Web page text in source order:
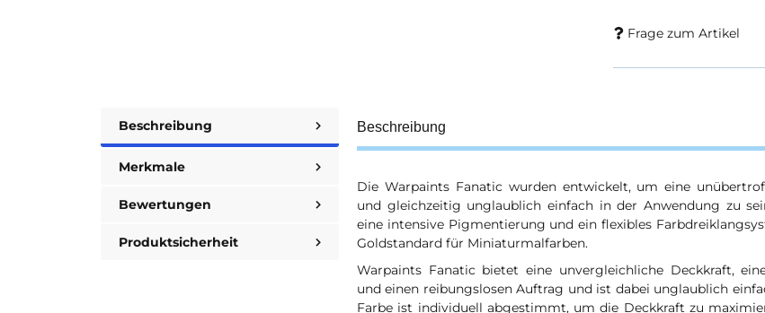
Frage zum Artikel
Beschreibung
Merkmale
Bewertungen
Produktsicherheit
Beschreibung
Die Warpaints Fanatic wurden entwickelt, um eine
und gleichzeitig unglaublich einfach in der Anwendung zu
eine intensive Pigmentierung und ein flexibles
Goldstandard für Miniaturmalfarben.
Warpaints Fanatic bietet eine unvergleichliche Deckkraft,
und einen reibungslosen Auftrag und ist dabei unglaublich
Farbe ist individuell abgestimmt, um die Deckkraft zu